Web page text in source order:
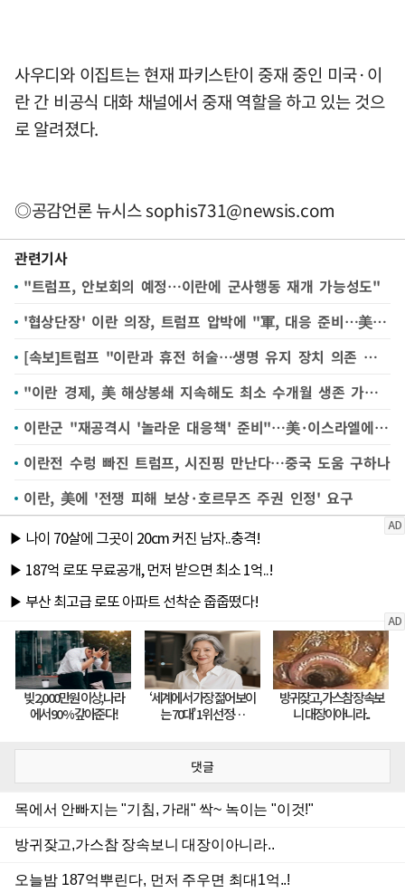
사우디와 이집트는 현재 파키스탄이 중재 중인 미국·이
란 간 비공식 대화 채널에서 중재 역할을 하고 있는 것으
로 알려졌다.
◎공감언론 뉴시스sophis731@newsis.com
관련기사
"트럼프, 안보회의 예정…이란에 군사행동 재개 가능성도"
'협상단장' 이란 의장, 트럼프 압박에 "軍, 대응 준비…美 부담만 커질 것"
[속보]트럼프 "이란과 휴전 허술…생명 유지 장치 의존 상태"
"이란 경제, 美 해상봉쇄 지속해도 최소 수개월 생존 가능" NBC
이란군 "재공격시 '놀라운 대응책' 준비"…美·이스라엘에 경고
이란전 수렁 빠진 트럼프, 시진핑 만난다…중국 도움 구하나
이란, 美에 '전쟁 피해 보상·호르무즈 주권 인정' 요구
댓글